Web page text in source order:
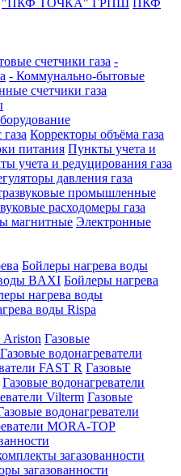
"ПКФ ТОЧКА" ГРПШ ПКФ
счетчики газа -
- Коммунально-бытовые
счетчики газа
Корректоры объёма газа
питания Пункты учета и
учета и редуцирования газа
давления газа
промышленные
расходомеры газа
магнитные Электронные
Бойлеры нагрева воды
BAXI Бойлеры нагрева
нагрева воды
воды Rispa
Ariston Газовые
Газовые водонагреватели
FAST R Газовые
Газовые водонагреватели
Vilterm Газовые
водонагреватели
MORA-TOP
загазованности
загазованности